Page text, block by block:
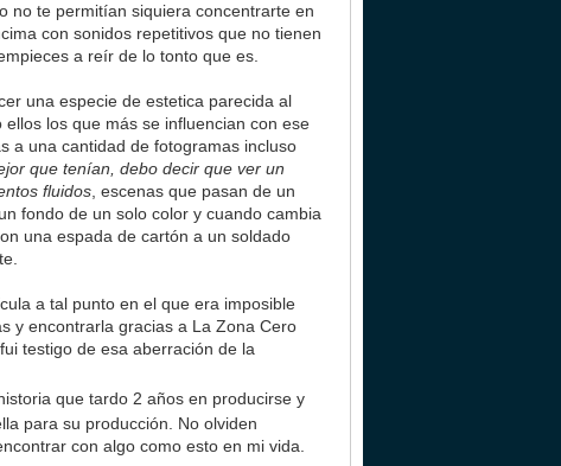
no te permitían siquiera concentrarte en
con sonidos repetitivos que no tienen
a reír de lo tonto que es.
una especie de estetica parecida al
los que más se influencian con ese
a una cantidad de fotogramas incluso
que tenían, debo decir que ver un
fluidos , escenas que pasan de un
fondo de un solo color y cuando cambia
una espada de cartón a un soldado
a tal punto en el que era imposible
y encontrarla gracias a La Zona Cero
testigo de esa aberración de la
que tardo 2 años en producirse y
para su producción. No olviden
con algo como esto en mi vida.